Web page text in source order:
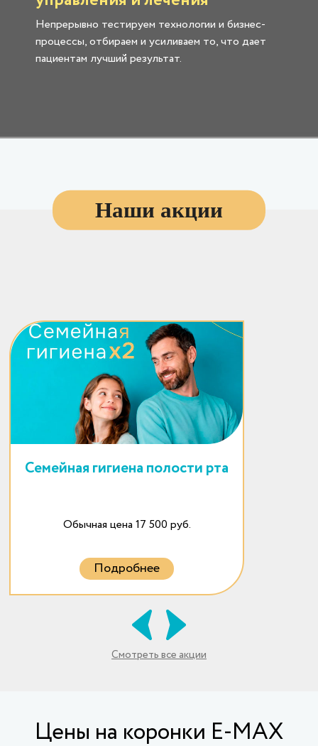
Непрерывно тестируем технологии и бизнес-
процессы, отбираем и усиливаем то, что дает
пациентам лучший результат.
Наши акции
Смотреть все акции
Семейная гигиена полости рта
Обычная цена 17 500 руб.
Подробнее
Цены на коронки E-MAX